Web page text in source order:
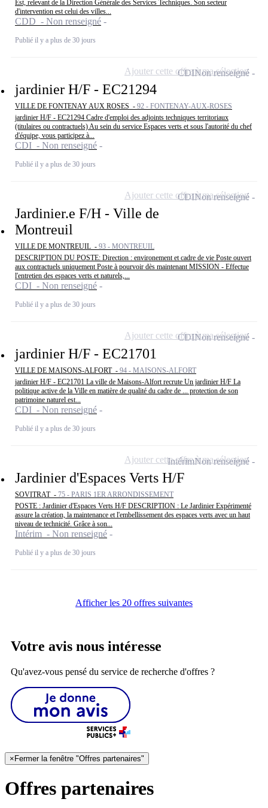
Est, relevant de la Direction Générale des Services Techniques. Son secteur
d'intervention est celui des villes...
CDD - Non renseigné
Publié il y a plus de 30 jours
jardinier H/F - EC21294
VILLE DE FONTENAY AUX ROSES - 92 - FONTENAY-AUX-ROSES
jardinier H/F - EC21294 Cadre d'emploi des adjoints techniques territoriaux
(titulaires ou contractuels) Au sein du service Espaces verts et sous l'autorité du chef
d'équipe, vous participez à...
CDI - Non renseigné
Publié il y a plus de 30 jours
CDINon renseigné
Ajouter cette offre à ma sélection
Jardinier.e F/H - Ville de
Montreuil
VILLE DE MONTREUIL - 93 - MONTREUIL
DESCRIPTION DU POSTE: Direction : environement et cadre de vie Poste ouvert
aux contractuels uniquement Poste à pourvoir dès maintenant MISSION - Effectue
l'entretien des espaces verts et naturels,...
CDI - Non renseigné
Publié il y a plus de 30 jours
CDINon renseigné
Ajouter cette offre à ma sélection
jardinier H/F - EC21701
VILLE DE MAISONS-ALFORT - 94 - MAISONS-ALFORT
jardinier H/F - EC21701 La ville de Maisons-Alfort recrute Un jardinier H/F La
politique active de la Ville en matière de qualité du cadre de ... protection de son
patrimoine naturel est...
CDI - Non renseigné
Publié il y a plus de 30 jours
CDINon renseigné
Ajouter cette offre à ma sélection
Jardinier d'Espaces Verts H/F
SOVITRAT - 75 - PARIS 1ER ARRONDISSEMENT
POSTE : Jardinier d'Espaces Verts H/F DESCRIPTION : Le Jardinier Expérimenté
assure la création, la maintenance et l'embellissement des espaces verts avec un haut
niveau de technicité. Grâce à son...
Intérim - Non renseigné
Publié il y a plus de 30 jours
IntérimNon renseigné
Ajouter cette offre à ma sélection
Afficher les 20 offres suivantes
Votre avis nous intéresse
Qu'avez-vous pensé du service de recherche d'offres ?
×Fermer la fenêtre "Offres partenaires"
Offres partenaires